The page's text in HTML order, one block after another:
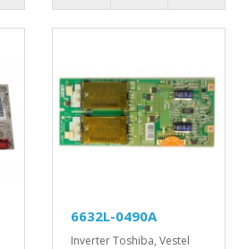
6632L-0490A
Inverter Toshiba, Vestel